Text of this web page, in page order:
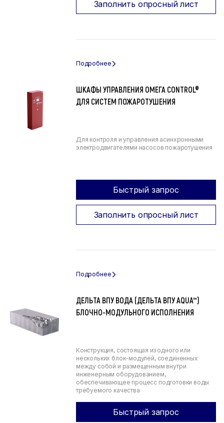
Заполнить опросный лист
ШКАФЫ УПРАВЛЕНИЯ ОМЕГА CONTROL®
ДЛЯ СИСТЕМ ПОЖАРОТУШЕНИЯ
Для контроля и управления асинхронными
электродвигателями насосов пожаротушения
Быстрый запрос
Заполнить опросный лист
ДЕЛЬТА ВПУ ВОДА (ДЕЛЬТА ВПУ AQUA™)
БЛОЧНО-МОДУЛЬНОГО ИСПОЛНЕНИЯ
Конструкция, состоящая из одного или
нескольких блок-модулей, соединенных
между собой и размещенным внутри
инженерным оборудованием,
обеспечивающее процесс подготовки воды
требуемого качества
Быстрый запрос